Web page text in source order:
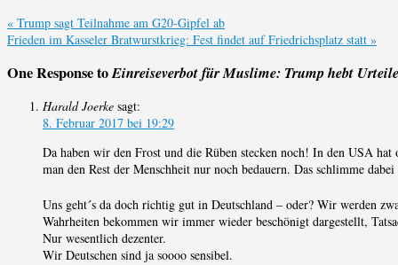
« Trump sagt Teilnahme am G20-Gipfel ab
Frieden im Kasseler Bratwurstkrieg: Fest findet auf Friedrichsplatz statt »
One Response toEinreiseverbot für Muslime: Trump hebt
Harald Joerke sagt:
8. Februar 2017 bei 19:29
Da haben wir den Frost und die Rüben stecken noch! In den USA
man den Rest der Menschheit nur noch bedauern. Das schlimme
Uns geht´s da doch richtig gut in Deutschland – oder? Wir werden
Wahrheiten bekommen wir immer wieder beschönigt dargestellt,
Nur wesentlich dezenter.
Wir Deutschen sind ja soooo sensibel.